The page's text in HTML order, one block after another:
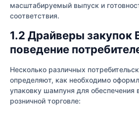
масштабируемый выпуск и
соответствия.
1.2 Драйверы закупок
поведение
Несколько различных
определяют, как необходимо
упаковку шампуня для обеспечения
розничной торговле: